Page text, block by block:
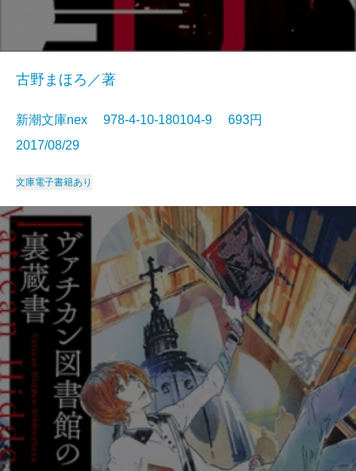
古野まほろ／著
新潮文庫nex 978-4-10-180104-9 693円
2017/08/29
文庫電子書籍あり